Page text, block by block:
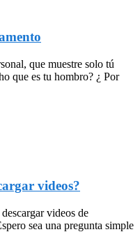
que muestre solo tú
que es tu hombro? ¿ Por
videos?
videos de
sea una pregunta simple